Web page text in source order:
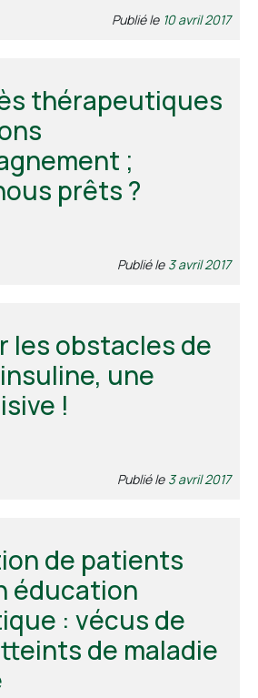
Publié le 10 avril 2017
thérapeutiques
;
prêts ?
Publié le 3 avril 2017
les obstacles de
une
!
Publié le 3 avril 2017
de patients
éducation
: vécus de
de maladie